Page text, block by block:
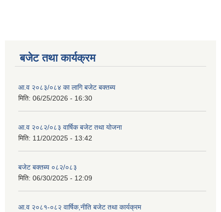
बजेट तथा कार्यक्रम
आ.व २०८३/०८४ का लागि बजेट बक्तब्य
मिति: 06/25/2026 - 16:30
आ.व २०८२/०८३ वार्षिक बजेट तथा योजना
मिति: 11/20/2025 - 13:42
बजेट बक्तब्य ०८२/०८३
मिति: 06/30/2025 - 12:09
आ.व २०८१-०८२ वार्षिक,नीति बजेट तथा कार्यक्रम